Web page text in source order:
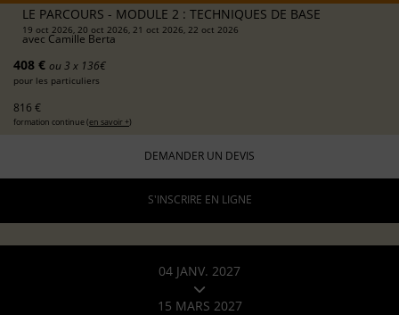
LE PARCOURS - MODULE 2 : TECHNIQUES DE BASE
19 oct 2026, 20 oct 2026, 21 oct 2026, 22 oct 2026
avec Camille Berta
408 € ou 3 x 136€
pour les particuliers
816 €
formation continue (en savoir +)
DEMANDER UN DEVIS
S'INSCRIRE EN LIGNE
04 JANV. 2027
15 MARS 2027